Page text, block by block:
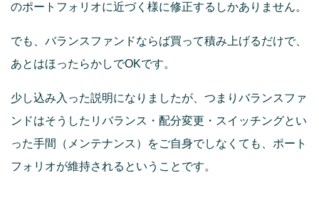
のポートフォリオに近づく様に修正するしかありません。
でも、バランスファンドならば買って積み上げるだけで、
あとはほったらかしでOKです。
少し込み入った説明になりましたが、つまりバランスファ
ンドはそうしたリバランス・配分変更・スイッチングとい
った手間（メンテナンス）をご自身でしなくても、ポート
フォリオが維持されるということです。